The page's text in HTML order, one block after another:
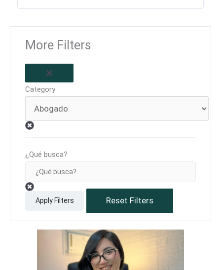
More Filters
Category
¿Qué busca?
Apply Filters Reset Filters